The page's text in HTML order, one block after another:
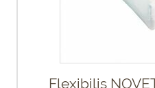
Flexibilis